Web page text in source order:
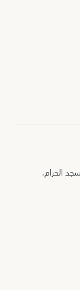
الحرام.